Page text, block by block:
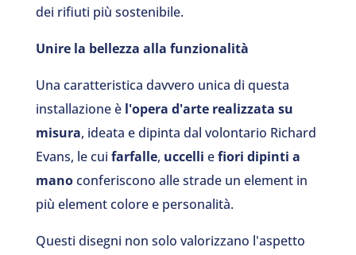
dei rifiuti più sostenibile.
Unire la bellezza alla funzionalità
Una caratteristica davvero unica di questa
installazione è l'opera d'arte realizzata su
misura, ideata e dipinta dal volontario Richard
Evans, le cui farfalle, uccelli efiori dipinti a
manoconferiscono alle strade un element in
più element colore e personalità.
Questi disegni non solo valorizzano l'aspetto